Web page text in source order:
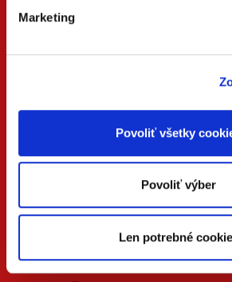
Marketing
Povoliť všetky
Povoliť výber
Len potrebné
PDF
KONTAKTUJTE NÁS
beck@beck.sk